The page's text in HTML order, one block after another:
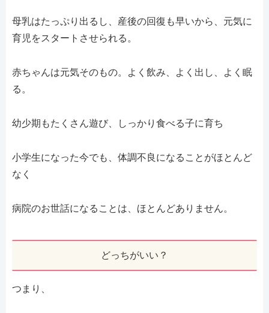
母乳はたっぷり出るし、産後の回復も早いから、元気に
育児をスタートさせられる。
赤ちゃんは元気そのもの。よく飲み、よく出し、よく眠
る。
幼少期もたくさん遊び、しっかり食べる子に育ち
小学生になった今でも、体調不良になることがほとんど
なく
病院のお世話になることは、ほとんどありません。
どっちがいい？
つまり、